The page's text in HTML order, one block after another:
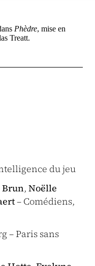
Phèdre, mise en
Treatt.
du jeu
Brun, Noëlle
– Comédiens,
– Paris sans